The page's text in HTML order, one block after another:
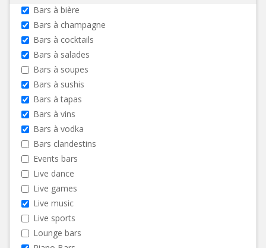
Bars à bière
Bars à champagne
Bars à cocktails
Bars à salades
Bars à soupes
Bars à sushis
Bars à tapas
Bars à vins
Bars à vodka
Bars clandestins
Events bars
Live dance
Live games
Live music
Live sports
Lounge bars